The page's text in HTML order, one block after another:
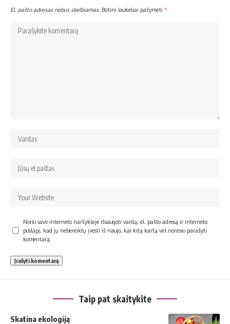
El. pašto adresas nebus skelbiamas. Būtini laukeliai pažymėti *
Noriu savo interneto naršyklėje išsaugoti vardą, el. pašto adresą ir interneto
puslapį, kad jų nebereiktų įvesti iš naujo, kai kitą kartą vėl norėsiu parašyti
komentarą.
Taip pat skaitykite
Skatina ekologiją